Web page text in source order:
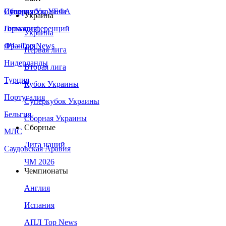
Сборная Украины
Италия
Германия
Франция
Нидерланды
Турция
Португалия
Бельгия
МЛС
Саудовская Аравия
Суперкубок УЕФА
Лига конференций
ЛЧ - Top News
Украина
Украина
Первая лига
Вторая лига
Кубок Украины
Суперкубок Украины
Сборная Украины
Сборные
Лига наций
ЧМ 2026
Чемпионаты
Англия
Испания
АПЛ Top News